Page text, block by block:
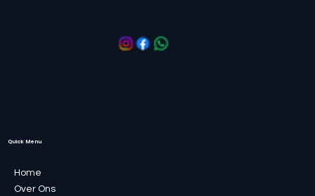
Quick Menu
Home
Over Ons